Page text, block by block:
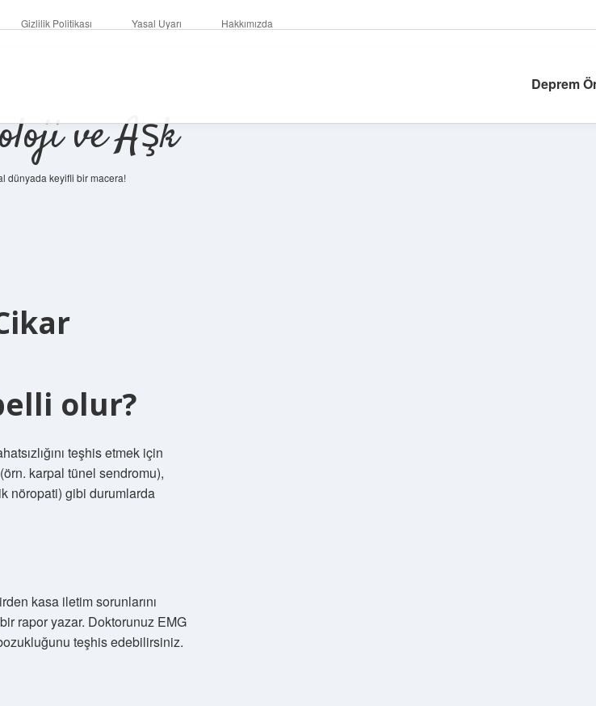
Gizlilik Politikası Yasal Uyarı Hakkımızda
ve Aşk
dünyada keyifli bir macera!
olur?
teşhis etmek için
karpal tünel sendromu),
nöropati) gibi durumlarda
kasa iletim sorunlarını
rapor yazar. Doktorunuz EMG
teşhis edebilirsiniz.
Deprem